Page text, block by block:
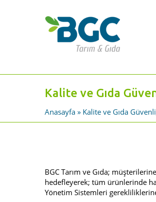
Kalite ve Gıda
Anasayfa » Kalite ve Gıda
BGC Tarım ve Gıda;
hedefleyerek; tüm ürünlerinde
Yönetim Sistemleri